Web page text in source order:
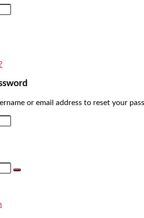
or email address to reset your